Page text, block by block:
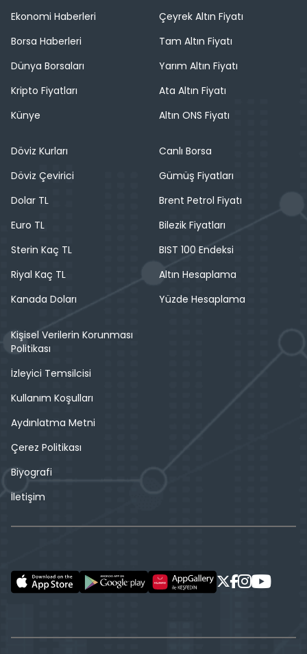
Ekonomi Haberleri
Borsa Haberleri
Dünya Borsaları
Kripto Fiyatları
Künye
Çeyrek Altın Fiyatı
Tam Altın Fiyatı
Yarım Altın Fiyatı
Ata Altın Fiyatı
Altın ONS Fiyatı
Döviz Kurları
Döviz Çevirici
Dolar TL
Euro TL
Sterin Kaç TL
Riyal Kaç TL
Kanada Doları
Canlı Borsa
Gümüş Fiyatları
Brent Petrol Fiyatı
Bilezik Fiyatları
BIST 100 Endeksi
Altın Hesaplama
Yüzde Hesaplama
Kişisel Verilerin Korunması
Politikası
İzleyici Temsilcisi
Kullanım Koşulları
Aydınlatma Metni
Çerez Politikası
Biyografi
İletişim